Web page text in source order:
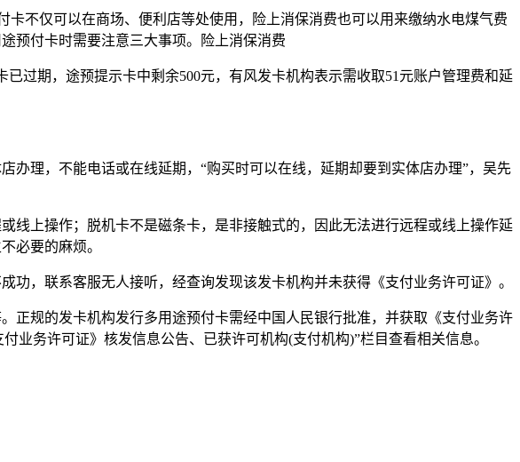
卡不仅可以在商场、便利店等处使用，险上消保消费也可以用来缴纳水电煤气费
预付卡时需要注意三大事项。险上消保消费
已过期，途预提示卡中剩余500元，有风发卡机构表示需收取51元账户管理费和延
理，不能电话或在线延期，“购买时可以在线，延期却要到实体店办理”，吴先
上操作；脱机卡不是磁条卡，是非接触式的，因此无法进行远程或线上操作延
必要的麻烦。
功，联系客服无人接听，经查询发现该发卡机构并未获得《支付业务许可证》。
规的发卡机构发行多用途预付卡需经中国人民银行批准，并获取《支付业务许
业务许可证》核发信息公告、已获许可机构(支付机构)”栏目查看相关信息。